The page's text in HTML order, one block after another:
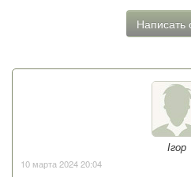
Написать
Ігор
10 марта 2024 20:04